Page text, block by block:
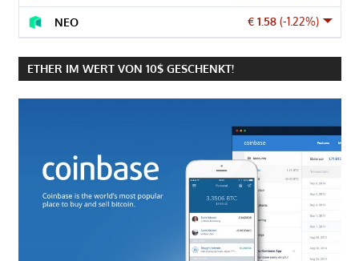
€ 1.58 (-1.22%)
NEO
ETHER IM WERT VON 10$ GESCHENKT!